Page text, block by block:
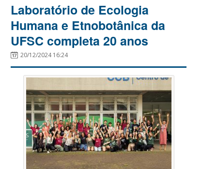
Laboratório de Ecologia
Humana e Etnobotânica da
UFSC completa 20 anos
20/12/2024 16:24